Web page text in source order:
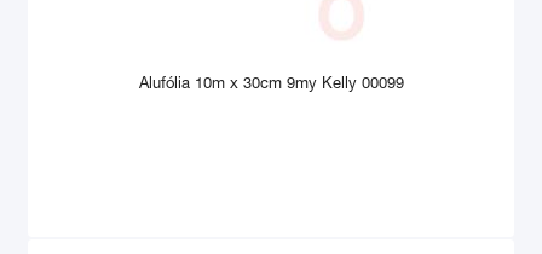
Alufólia 10m x 30cm 9my Kelly 00099